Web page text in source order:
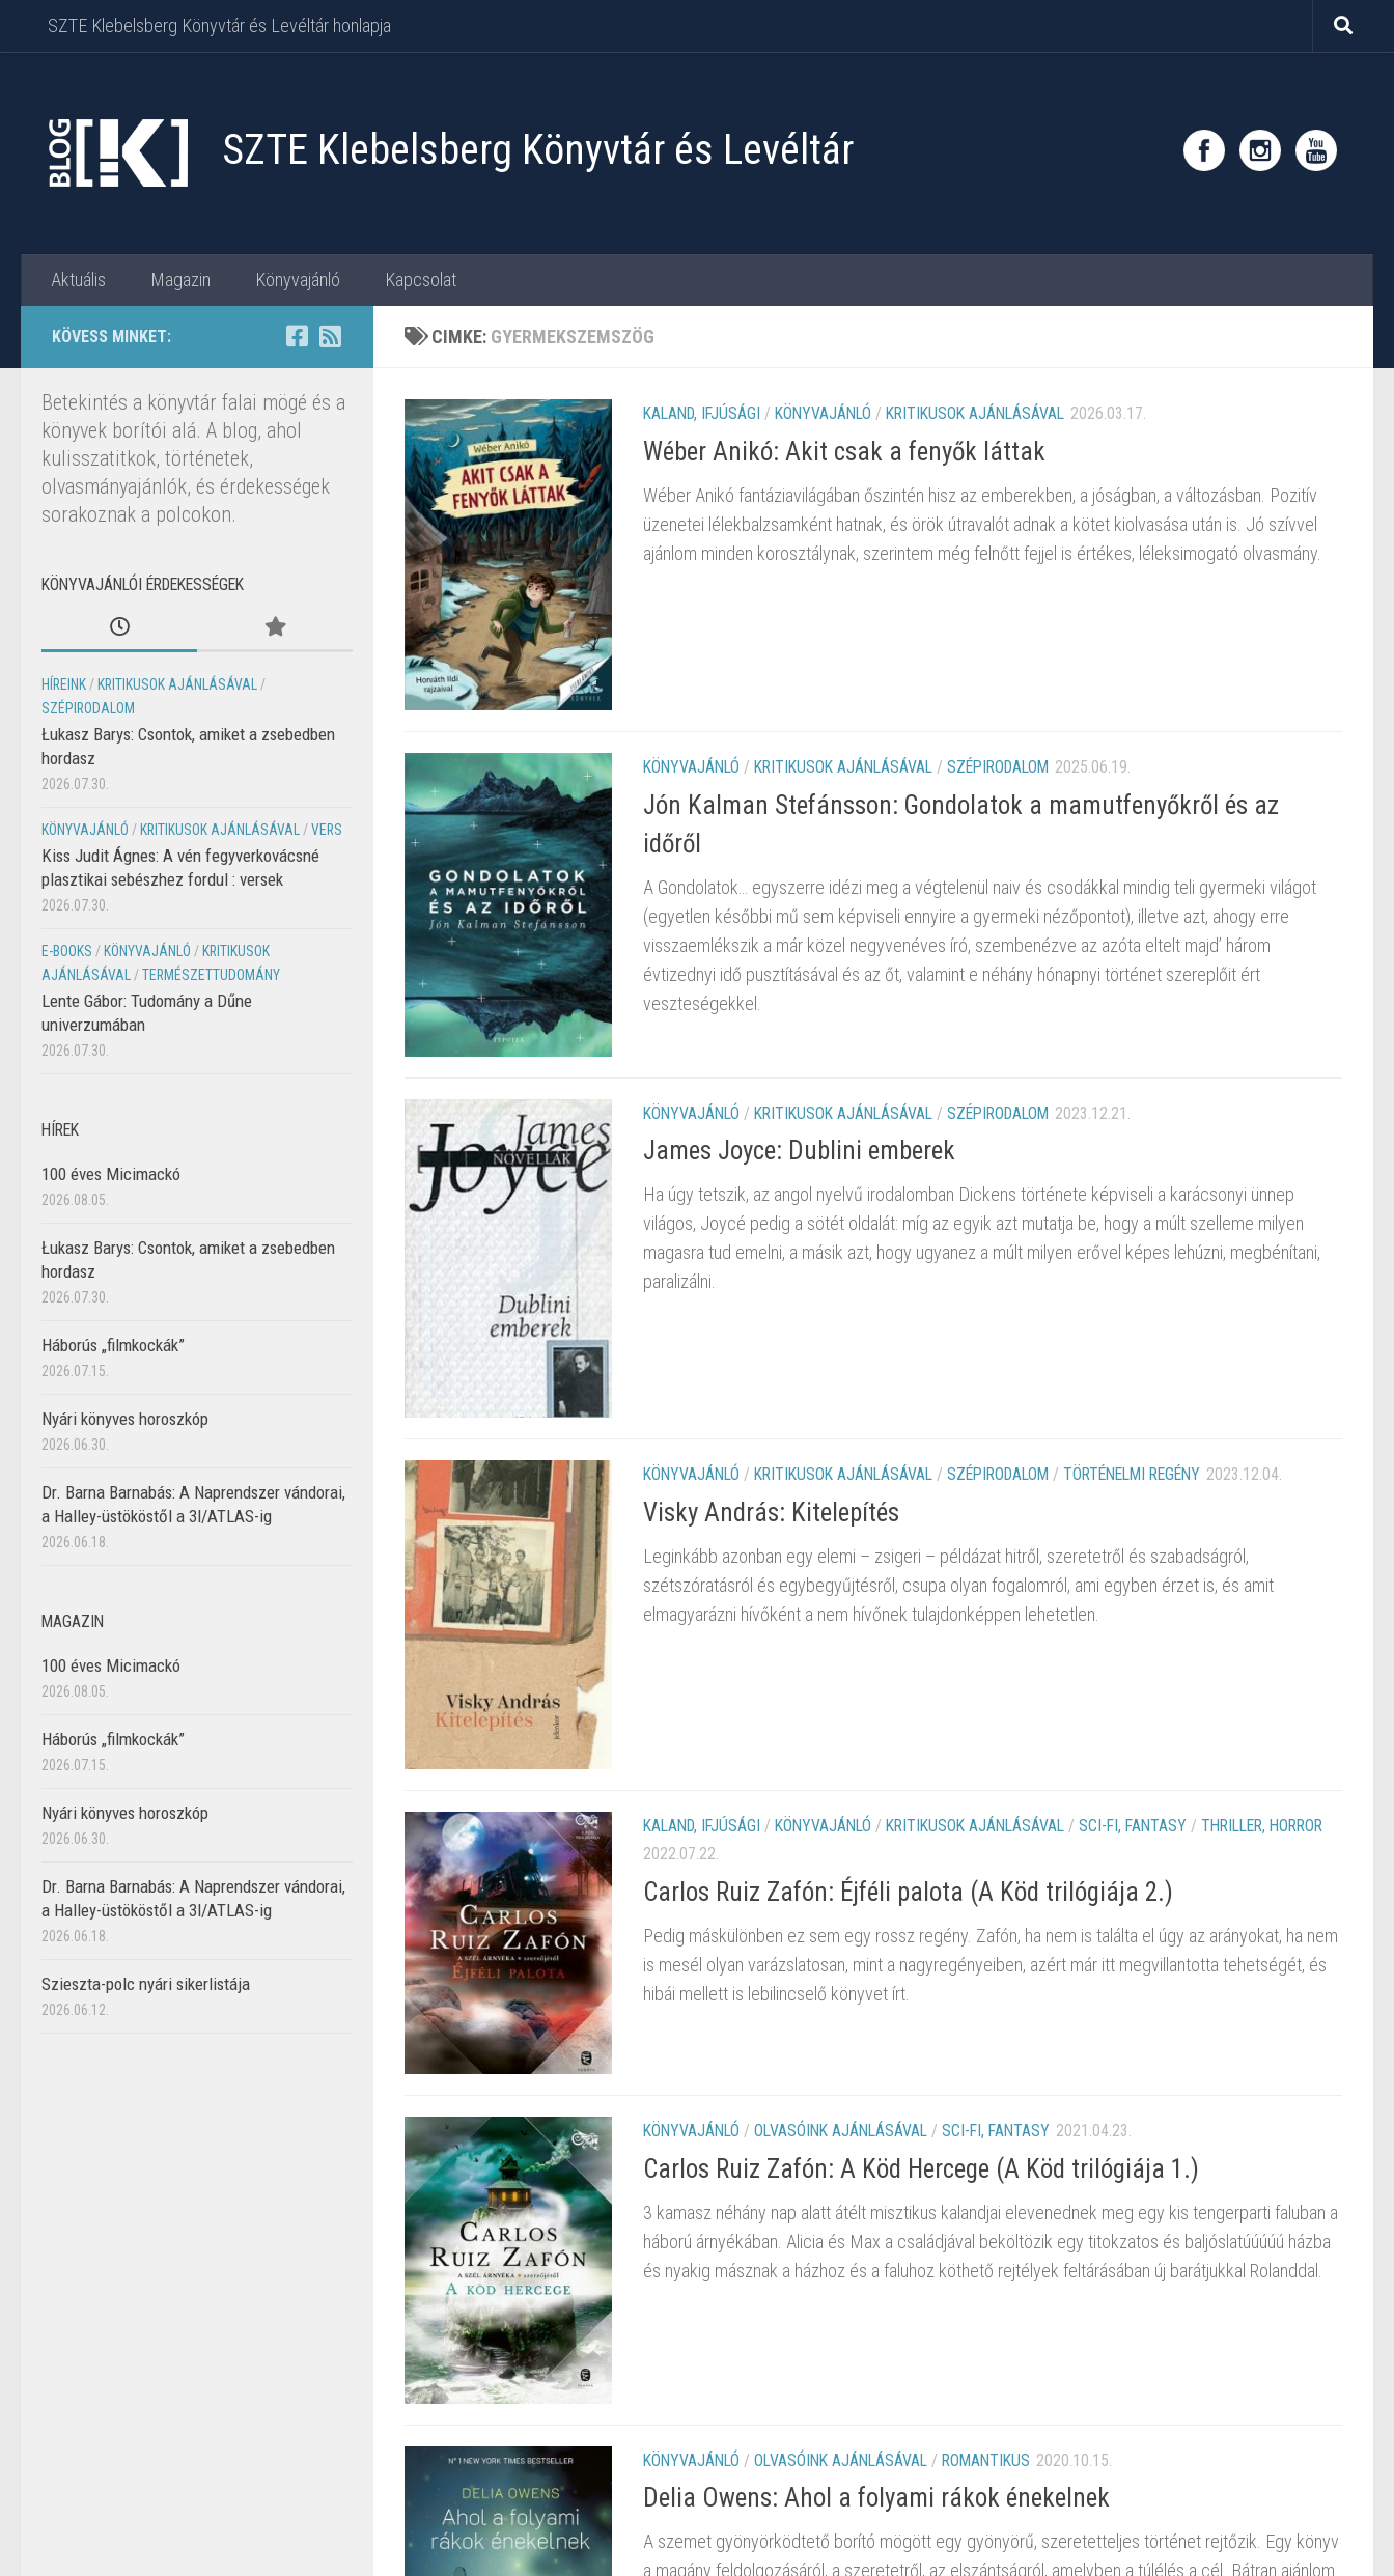
Skip to content
SZTE Klebelsberg Könyvtár és Levéltár honlapja
SZTE Klebelsberg Könyvtár és Levéltár
Aktuális Magazin Könyvajánló Kapcsolat
CIMKE: GYERMEKSZEMSZÖG
KALAND, IFJÚSÁGI / KÖNYVAJÁNLÓ / KRITIKUSOK AJÁNLÁSÁVAL 2026.03.17.
Wéber Anikó: Akit csak a fenyők láttak
Wéber Anikó fantáziavilágában őszintén hisz az emberekben, a jóságban, a változásban. Pozitív
üzenetei lélekbalzsamként hatnak, és örök útravalót adnak a kötet kiolvasása után is. Jó szívvel
ajánlom minden korosztálynak, szerintem még felnőtt fejjel is értékes, léleksimogató olvasmány.
KÖNYVAJÁNLÓ / KRITIKUSOK AJÁNLÁSÁVAL / SZÉPIRODALOM 2025.06.19.
Jón Kalman Stefánsson: Gondolatok a mamutfenyőkről és az
időről
A Gondolatok… egyszerre idézi meg a végtelenül naiv és csodákkal mindig teli gyermeki világot
(egyetlen későbbi mű sem képviseli ennyire a gyermeki nézőpontot), illetve azt, ahogy erre
visszaemlékszik a már közel negyvenéves író, szembenézve az azóta eltelt majd’ három
évtizednyi idő pusztításával és az őt, valamint e néhány hónapnyi történet szereplőit ért
veszteségekkel.
KÖNYVAJÁNLÓ / KRITIKUSOK AJÁNLÁSÁVAL / SZÉPIRODALOM 2023.12.21.
James Joyce: Dublini emberek
Ha úgy tetszik, az angol nyelvű irodalomban Dickens története képviseli a karácsonyi ünnep
világos, Joycé pedig a sötét oldalát: míg az egyik azt mutatja be, hogy a múlt szelleme milyen
magasra tud emelni, a másik azt, hogy ugyanez a múlt milyen erővel képes lehúzni, megbénítani,
paralizálni.
KÖNYVAJÁNLÓ / KRITIKUSOK AJÁNLÁSÁVAL / SZÉPIRODALOM / TÖRTÉNELMI REGÉNY 2023.12.04.
Visky András: Kitelepítés
Leginkább azonban egy elemi – zsigeri – példázat hitről, szeretetről és szabadságról,
szétszóratásról és egybegyűjtésről, csupa olyan fogalomról, ami egyben érzet is, és amit
elmagyarázni hívőként a nem hívőnek tulajdonképpen lehetetlen.
KALAND, IFJÚSÁGI / KÖNYVAJÁNLÓ / KRITIKUSOK AJÁNLÁSÁVAL / SCI-FI, FANTASY / THRILLER, HORROR
2022.07.22.
Carlos Ruiz Zafón: Éjféli palota (A Köd trilógiája 2.)
Pedig máskülönben ez sem egy rossz regény. Zafón, ha nem is találta el úgy az arányokat, ha nem
is mesél olyan varázslatosan, mint a nagyregényeiben, azért már itt megvillantotta tehetségét, és
hibái mellett is lebilincselő könyvet írt.
KÖNYVAJÁNLÓ / OLVASÓINK AJÁNLÁSÁVAL / SCI-FI, FANTASY 2021.04.23.
Carlos Ruiz Zafón: A ​Köd Hercege (A Köd trilógiája 1.)
3 kamasz néhány nap alatt átélt misztikus kalandjai elevenednek meg egy kis tengerparti faluban a
háború árnyékában. Alicia és Max a családjával beköltözik egy titokzatos és baljóslatúúúúú házba
és nyakig másznak a házhoz és a faluhoz köthető rejtélyek feltárásában új barátjukkal Rolanddal.
KÖNYVAJÁNLÓ / OLVASÓINK AJÁNLÁSÁVAL / ROMANTIKUS 2020.10.15.
Delia Owens: Ahol a folyami rákok énekelnek
A szemet gyönyörködtető borító mögött egy gyönyörű, szeretetteljes történet rejtőzik. Egy könyv
a magány feldolgozásáról, a szeretetről, az elszántságról, amelyben a túlélés a cél. Bátran ajánlom
KÖVESS MINKET:
Betekintés a könyvtár falai mögé és a
könyvek borítói alá. A blog, ahol
kulisszatitkok, történetek,
olvasmányajánlók, és érdekességek
sorakoznak a polcokon.
KÖNYVAJÁNLÓI ÉRDEKESSÉGEK
HÍREINK / KRITIKUSOK AJÁNLÁSÁVAL
/
SZÉPIRODALOM
Łukasz Barys: Csontok, amiket a zsebedben
hordasz
2026.07.30.
KÖNYVAJÁNLÓ / KRITIKUSOK AJÁNLÁSÁVAL /VERS
Kiss Judit Ágnes: A vén fegyverkovácsné
plasztikai sebészhez fordul : versek
2026.07.30.
E-BOOKS / KÖNYVAJÁNLÓ / KRITIKUSOK
AJÁNLÁSÁVAL
/TERMÉSZETTUDOMÁNY
Lente Gábor: Tudomány a Dűne
univerzumában
2026.07.30.
HÍREK
100 éves Micimackó
2026.08.05.
Łukasz Barys: Csontok, amiket a zsebedben
hordasz
2026.07.30.
Háborús „filmkockák”
2026.07.15.
Nyári könyves horoszkóp
2026.06.30.
Dr. Barna Barnabás: A Naprendszer vándorai,
a Halley-üstököstől a 3I/ATLAS-ig
2026.06.18.
MAGAZIN
100 éves Micimackó
2026.08.05.
Háborús „filmkockák”
2026.07.15.
Nyári könyves horoszkóp
2026.06.30.
Dr. Barna Barnabás: A Naprendszer vándorai,
a Halley-üstököstől a 3I/ATLAS-ig
2026.06.18.
Szieszta-polc nyári sikerlistája
2026.06.12.